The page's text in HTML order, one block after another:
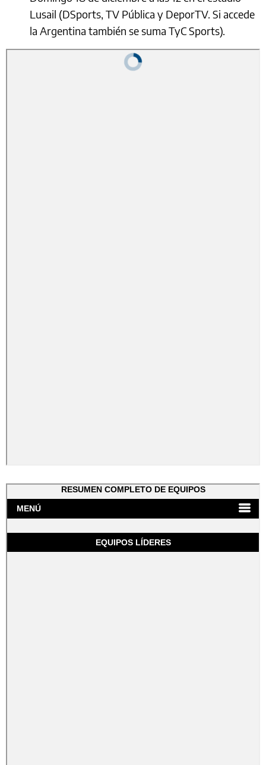
Lusail (DSports, TV Pública y DeporTV. Si accede
la Argentina también se suma TyC Sports).